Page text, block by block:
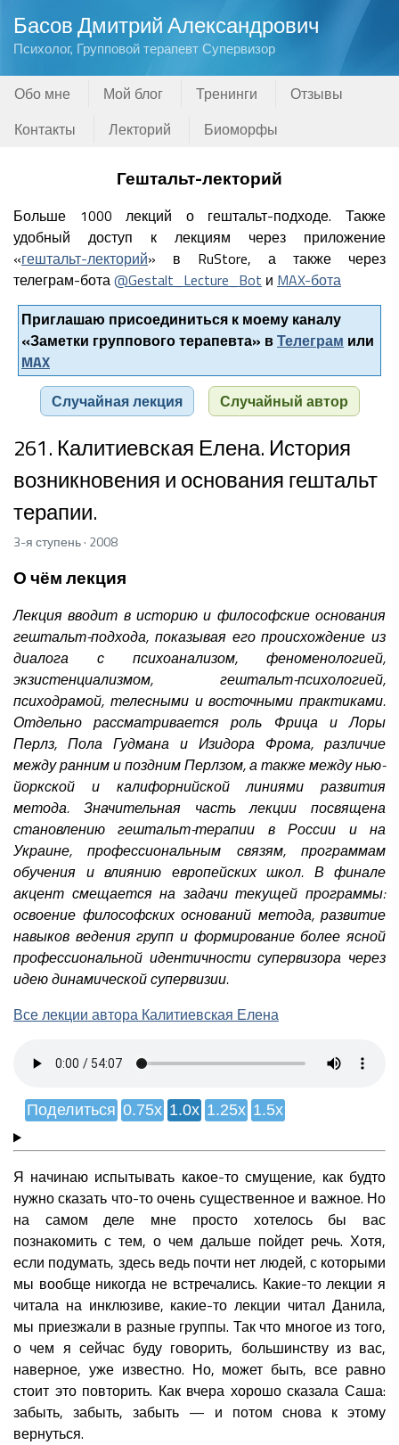
Басов Дмитрий Александрович
Психолог, Групповой терапевт Супервизор
Обо мне Мой блог Тренинги
Отзывы
Контакты
Лекторий Биоморфы
Гештальт-лекторий
Больше 1000 лекций о гештальт-подходе. Также
удобный доступ к лекциям через приложение
«гештальт-лекторий» в RuStore, а также через
телеграм-бота@Gestalt_Lecture_Bot и MAX-бота
Приглашаю присоединиться к моему каналу
«Заметки группового терапевта» вТелеграм или
MAX
Случайная лекция
Случайный автор
261. Калитиевская Елена. История
возникновения и основания гештальт
терапии.
3-я ступень · 2008
О чём лекция
Лекция вводит в историю и философские основания
гештальт-подхода, показывая его происхождение из
диалога с психоанализом, феноменологией,
экзистенциализмом, гештальт-психологией,
психодрамой, телесными и восточными практиками.
Отдельно рассматривается роль Фрица и Лоры
Перлз, Пола Гудмана и Изидора Фрома, различие
между ранним и поздним Перлзом, а также между нью-
йоркской и калифорнийской линиями развития
метода. Значительная часть лекции посвящена
становлению гештальт-терапии в России и на
Украине, профессиональным связям, программам
обучения и влиянию европейских школ. В финале
акцент смещается на задачи текущей программы:
освоение философских оснований метода, развитие
навыков ведения групп и формирование более ясной
профессиональной идентичности супервизора через
идею динамической супервизии.
Все лекции автора Калитиевская Елена
Поделиться 0.75x 1.0x 1.25x 1.5x
Я начинаю испытывать какое-то смущение, как будто
нужно сказать что-то очень существенное и важное. Но
на самом деле мне просто хотелось бы вас
познакомить с тем, о чем дальше пойдет речь. Хотя,
если подумать, здесь ведь почти нет людей, с которыми
мы вообще никогда не встречались. Какие-то лекции я
читала на инклюзиве, какие-то лекции читал Данила,
мы приезжали в разные группы. Так что многое из того,
о чем я сейчас буду говорить, большинству из вас,
наверное, уже известно. Но, может быть, все равно
стоит это повторить. Как вчера хорошо сказала Саша:
забыть, забыть, забыть — и потом снова к этому
вернуться.